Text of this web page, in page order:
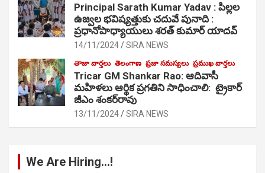
Principal Sarath Kumar Yadav : పిల్లల
ఉజ్వల భవిష్యత్తుకు చదువే పునాది :
ప్రధానోపాధ్యాయులు శరత్ కుమార్ యాదవ్
14/11/2024 SIRA NEWS
తాజా వార్తలు తెలంగాణ ప్రజా సమస్యలు ప్రముఖ వార్తలు
Tricar GM Shankar Rao: ఆదివాసీ
మహిళలు ఆర్థిక ప్రగతిని సాధించాలి: ట్రైకార్
జీఎం శంకర్‌రావు
13/11/2024 SIRA NEWS
We Are Hiring…!